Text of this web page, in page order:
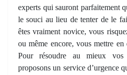
experts qui sauront parfaitement
le souci au lieu de tenter de le
êtes vraiment novice, vous
ou même encore, vous mettre
Pour résoudre au mieux vos
proposons un service d’urgence